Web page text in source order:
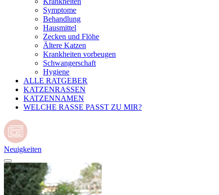
Symptome
Behandlung
Hausmittel
Zecken und Flöhe
Ältere Katzen
Krankheiten vorbeugen
Schwangerschaft
Hygiene
ALLE RATGEBER
KATZENRASSEN
KATZENNAMEN
WELCHE RASSE PASST ZU MIR?
Neuigkeiten